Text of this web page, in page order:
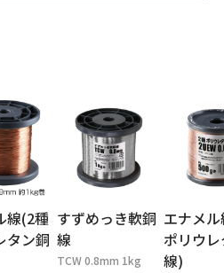
線(2種
タン銅
すずめっき軟銅
線
TCW 0.8mm 1kg
エナメ
ポリウ
線)